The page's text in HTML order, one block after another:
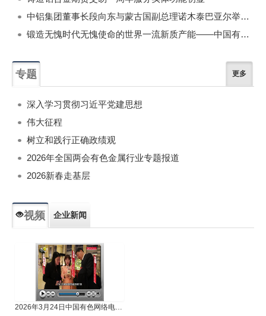
中铝集团董事长段向东与蒙古国副总理诺木泰巴亚尔举行会谈
锻造无愧时代无愧使命的世界一流新质产能——中国有色金属工业的战略应对与破局之道（二）
专题 更多
深入学习贯彻习近平党建思想
伟大征程
树立和践行正确政绩观
2026年全国两会有色金属行业专题报道
2026新春走基层
视频 企业新闻
2026年3月24日中国有色网络电视新闻